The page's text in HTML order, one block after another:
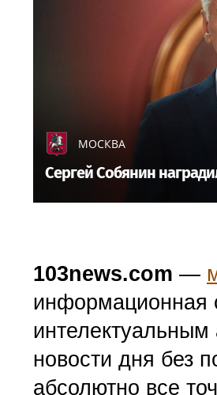
МОСКВА
Сергей Собянин
103news.com —
информационная
новости дня без
абсолютно все